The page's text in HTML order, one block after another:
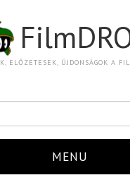
ELŐZETESEK, ÚJDONSÁGOK A
MENU